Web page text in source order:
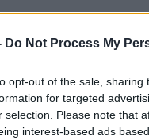
Do Not Process My
opt-out of the sale,
for targeted
selection. Please note that
interest-based ads